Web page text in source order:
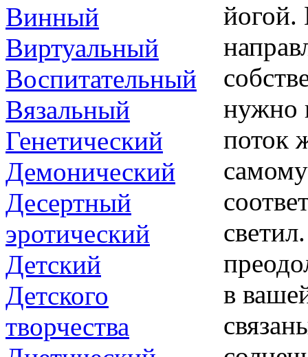
Винный
Виртуальный
Воспитательный
Вязальный
Генетический
Демонический
Десертный
эротический
Детский
Детского
творчества
йогой.
нужно
поток
в